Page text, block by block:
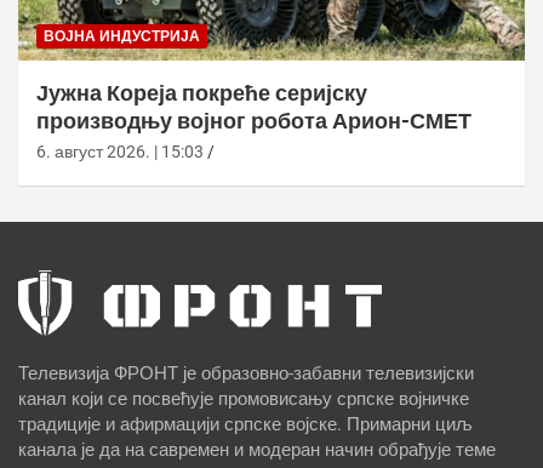
ВОЈНА ИНДУСТРИЈА
Јужна Кореја покреће серијску
производњу војног робота Арион-СМЕТ
6. август 2026. | 15:03
Телевизија ФРОНТ је образовно-забавни телевизијски
канал који се посвећује промовисању српске војничке
традиције и афирмацији српске војске. Примарни циљ
канала је да на савремен и модеран начин обрађује теме